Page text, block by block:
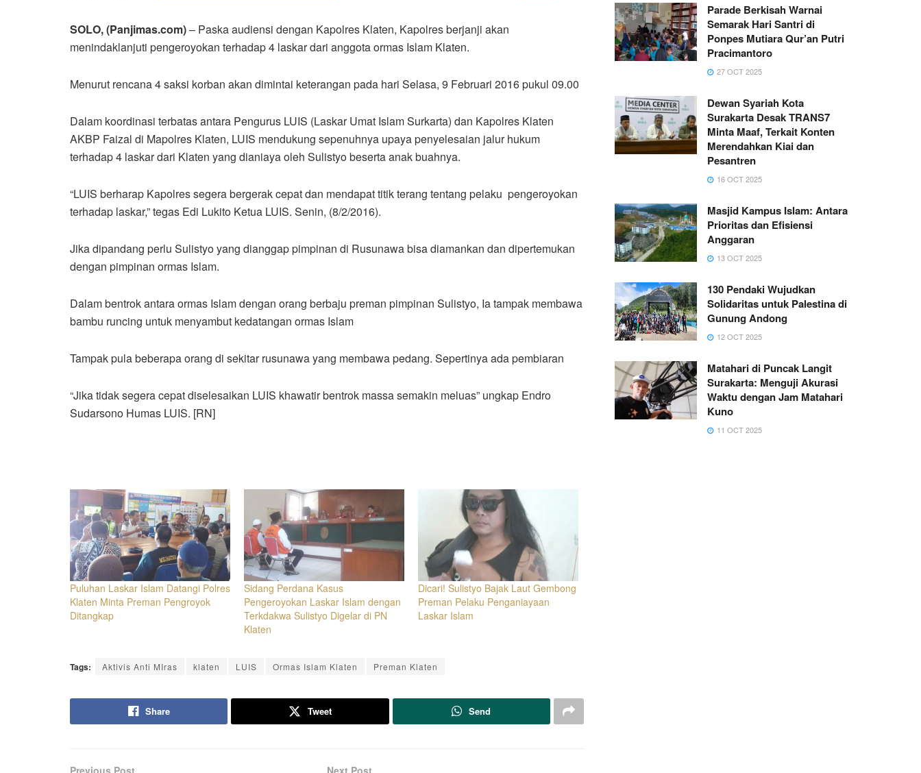
SOLO, (Panjimas.com)– Paska audiensi dengan Kapolres Klaten, Kapolres berjanji akan
menindaklanjuti pengeroyokan terhadap 4 laskar dari anggota ormas Islam Klaten.
Menurut rencana 4 saksi korban akan dimintai keterangan pada hari Selasa, 9 Februari 2016 pukul 09.00
Dalam koordinasi terbatas antara Pengurus LUIS (Laskar Umat Islam Surkarta) dan Kapolres Klaten
AKBP Faizal di Mapolres Klaten, LUIS mendukung sepenuhnya upaya penyelesaian jalur hukum
terhadap 4 laskar dari Klaten yang dianiaya oleh Sulistyo beserta anak buahnya.
“LUIS berharap Kapolres segera bergerak cepat dan mendapat titik terang tentang pelaku pengeroyokan
terhadap laskar,” tegas Edi Lukito Ketua LUIS. Senin, (8/2/2016).
Jika dipandang perlu Sulistyo yang dianggap pimpinan di Rusunawa bisa diamankan dan dipertemukan
dengan pimpinan ormas Islam.
Dalam bentrok antara ormas Islam dengan orang berbaju preman pimpinan Sulistyo, Ia tampak membawa
bambu runcing untuk menyambut kedatangan ormas Islam
Tampak pula beberapa orang di sekitar rusunawa yang membawa pedang. Sepertinya ada pembiaran
“Jika tidak segera cepat diselesaikan LUIS khawatir bentrok massa semakin meluas” ungkap Endro
Sudarsono Humas LUIS. [RN]
Puluhan Laskar Islam Datangi Polres
Klaten Minta Preman Pengroyok
Ditangkap
Sidang Perdana Kasus
Pengeroyokan Laskar Islam dengan
Terkdakwa Sulistyo Digelar di PN
Klaten
Dicari! Sulistyo Bajak Laut Gembong
Preman Pelaku Penganiayaan
Laskar Islam
Tags: Aktivis Anti MIras klaten LUIS Ormas Islam Klaten Preman Klaten
Share Tweet Send
Previous Post Next Post
Parade Berkisah Warnai
Semarak Hari Santri di
Ponpes Mutiara Qur’an Putri
Pracimantoro
27 OCT 2025
Dewan Syariah Kota
Surakarta Desak TRANS7
Minta Maaf, Terkait Konten
Merendahkan Kiai dan
Pesantren
16 OCT 2025
Masjid Kampus Islam: Antara
Prioritas dan Efisiensi
Anggaran
13 OCT 2025
130 Pendaki Wujudkan
Solidaritas untuk Palestina di
Gunung Andong
12 OCT 2025
Matahari di Puncak Langit
Surakarta: Menguji Akurasi
Waktu dengan Jam Matahari
Kuno
11 OCT 2025